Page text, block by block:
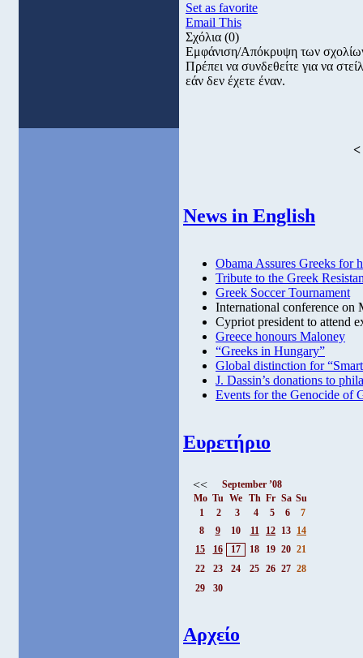
Set as favorite
Email This
Σχόλια (0)
Εμφάνιση/Απόκρυψη των
Πρέπει να συνδεθείτε για να
εάν δεν έχετε έναν.
<
News in English
Obama Assures Greeks for
Tribute to the Greek
Greek Soccer Tournament
International conference
Cypriot president to attend
Greece honours Maloney
“Greeks in Hungary”
Global distinction for
J. Dassin’s donations to
Events for the Genocide of
Ευρετήριο
<<
September ’08
Mo Tu We Th Fr Sa Su
1
2 3 4 5 6
7
8
9 10 11 12 13 14
15
16 17 18 19 20 21
22
23 24 25 26 27 28
29
30
Αρχείο